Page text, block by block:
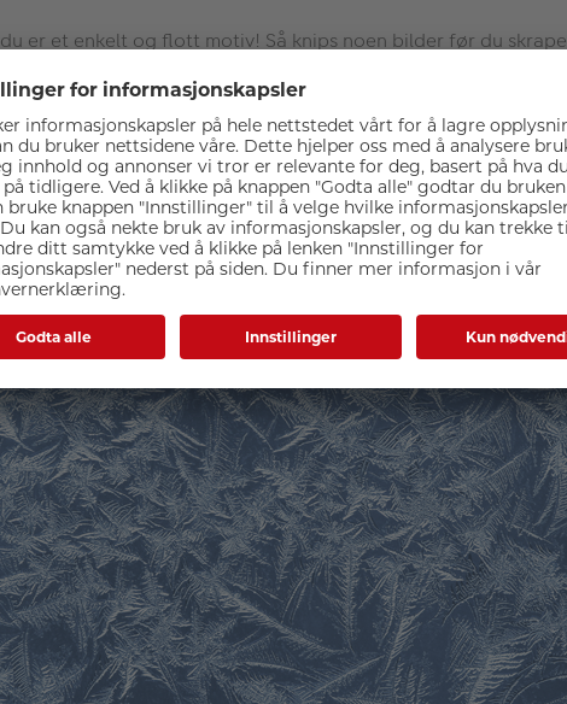
er et enkelt og flott motiv! Så knips noen bilder før du
å utnytte at sola står opp og kanskje skrap bort et lite felt
Du kan faktisk ta bilder av frost uten å bli kald! Alle
prøv deg frem og vær kreativ.